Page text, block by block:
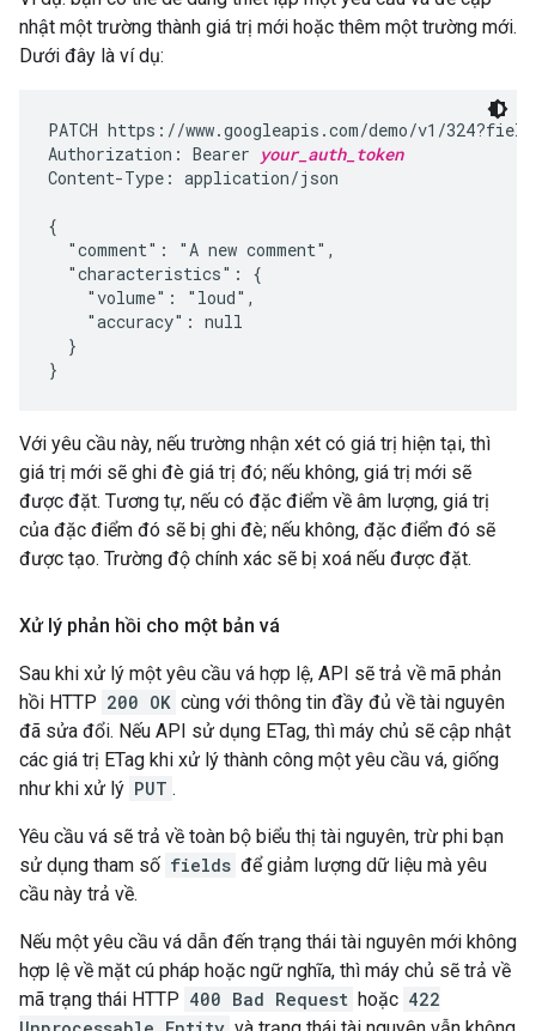
nhật một trường thành giá trị mới hoặc thêm một trường mới.
Dưới đây là ví dụ:
PATCH https://www.googleapis.com/demo/v1/
Authorization: Bearer your_auth_token
Content-Type: application/json
{
  "comment": "A new comment",
  "characteristics": {
    "volume": "loud",
    "accuracy": null
  }
}
Với yêu cầu này, nếu trường nhận xét có giá trị hiện tại, thì
giá trị mới sẽ ghi đè giá trị đó; nếu không, giá trị mới sẽ
được đặt. Tương tự, nếu có đặc điểm về âm lượng, giá trị
của đặc điểm đó sẽ bị ghi đè; nếu không, đặc điểm đó sẽ
được tạo. Trường độ chính xác sẽ bị xoá nếu được đặt.
Xử lý phản hồi cho một bản vá
Sau khi xử lý một yêu cầu vá hợp lệ, API sẽ trả về mã phản
hồi HTTP 200 OK cùng với thông tin đầy đủ về tài nguyên
đã sửa đổi. Nếu API sử dụng ETag, thì máy chủ sẽ cập nhật
các giá trị ETag khi xử lý thành công một yêu cầu vá, giống
như khi xử lý PUT .
Yêu cầu vá sẽ trả về toàn bộ biểu thị tài nguyên, trừ phi bạn
sử dụng tham số fields để giảm lượng dữ liệu mà yêu
cầu này trả về.
Nếu một yêu cầu vá dẫn đến trạng thái tài nguyên mới không
hợp lệ về mặt cú pháp hoặc ngữ nghĩa, thì máy chủ sẽ trả về
mã trạng thái HTTP 400 Bad Request hoặc 422